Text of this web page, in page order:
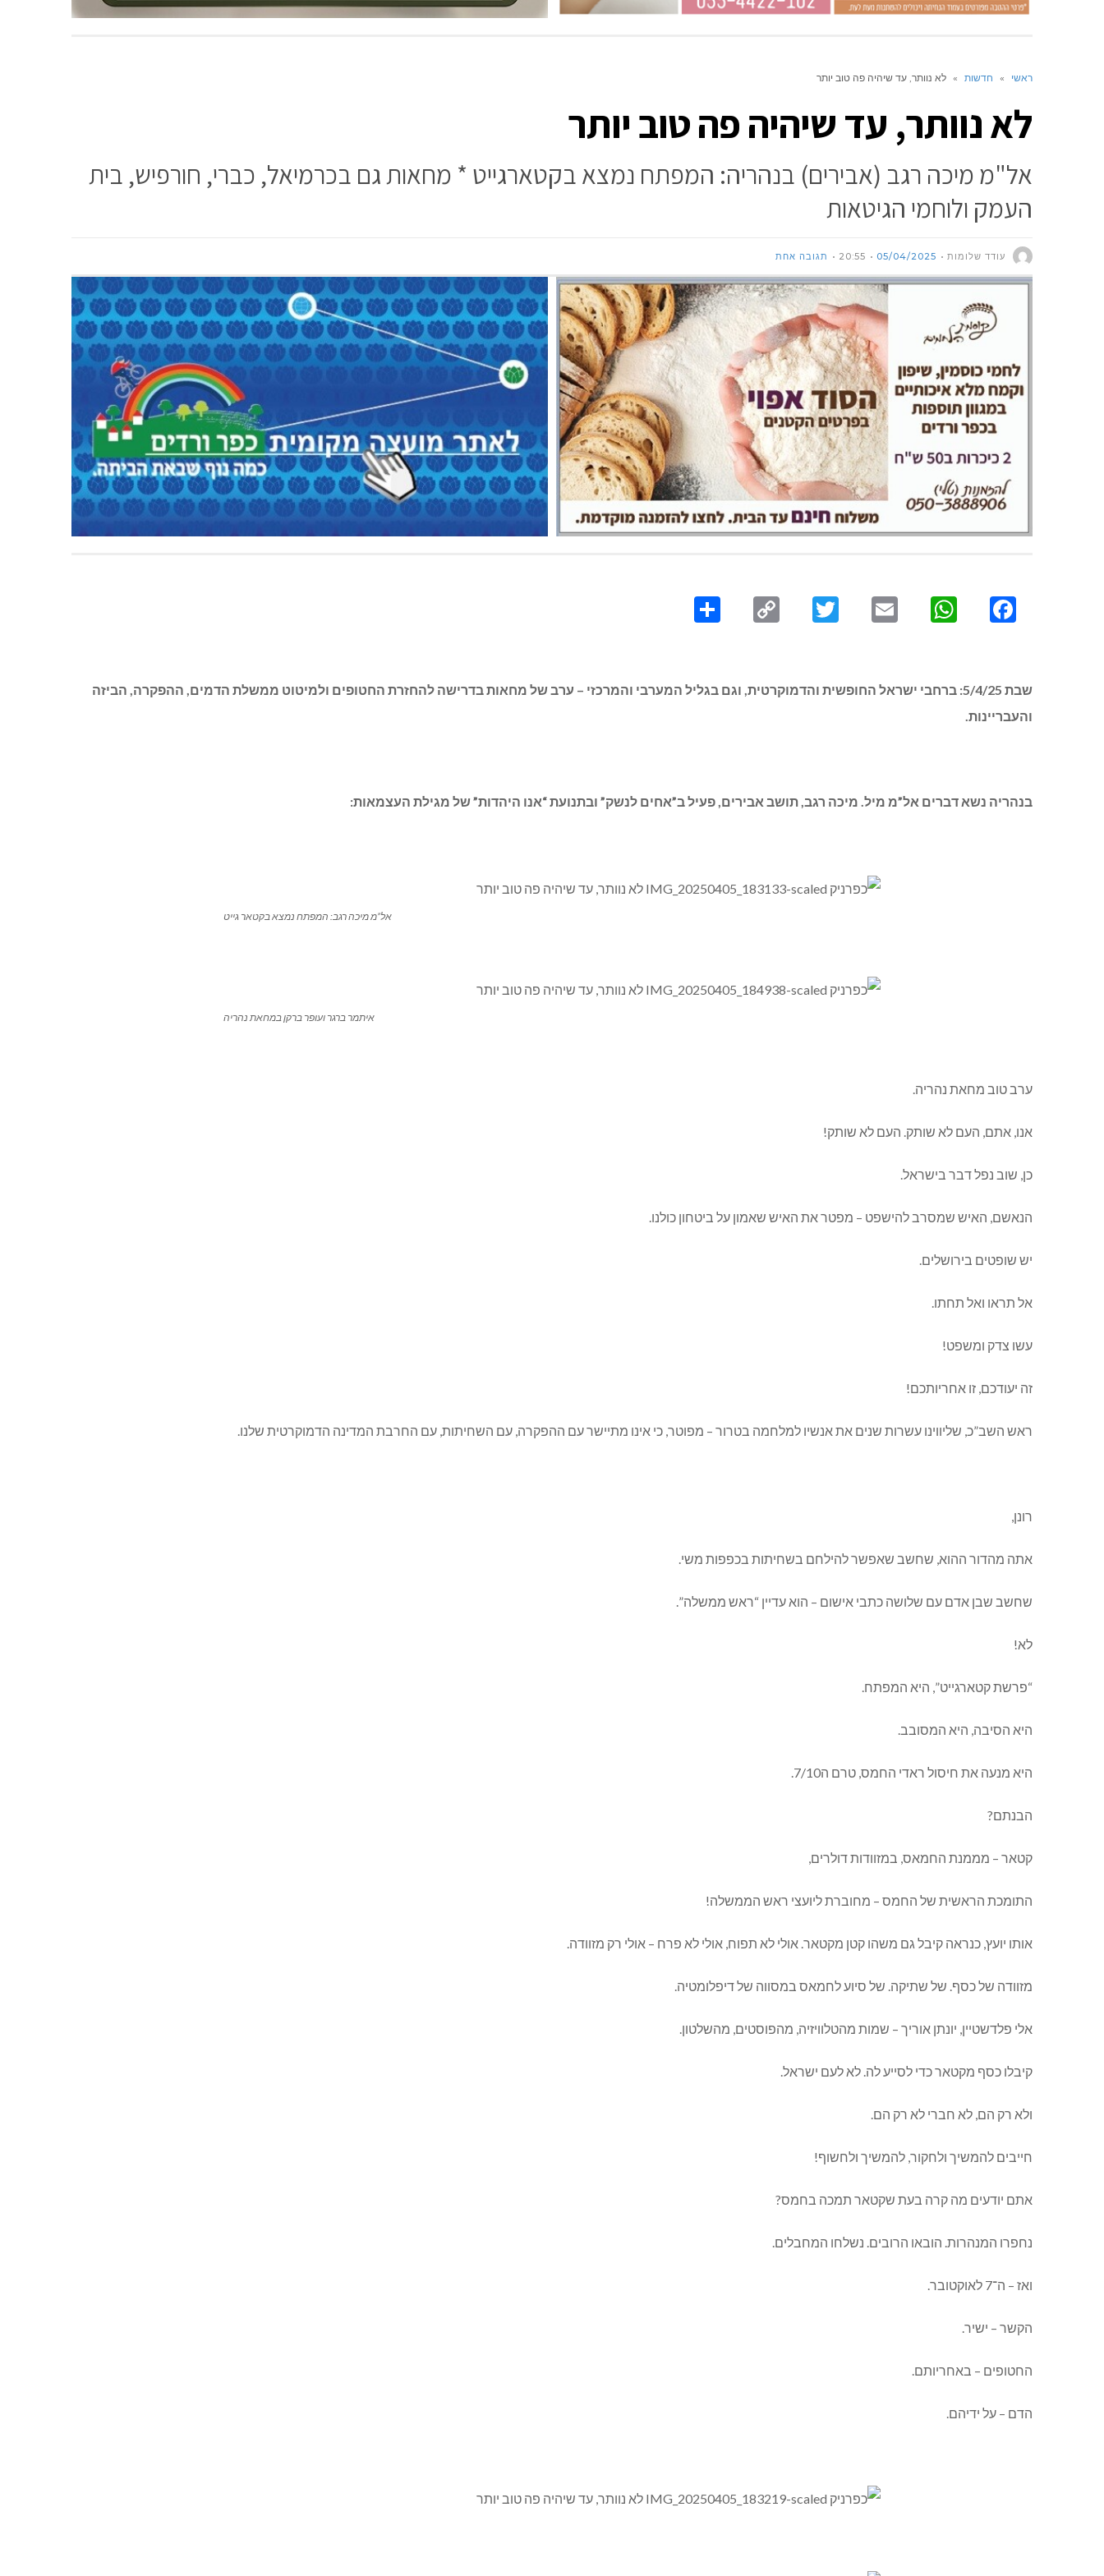
ראשי » חדשות » לא נוותר, עד שיהיה פה טוב יותר
לא נוותר, עד שיהיה פה טוב יותר
אל"מ מיכה רגב (אבירים) בנהריה: המפתח נמצא בקטארגייט * מחאות גם בכרמיאל, כברי, חורפיש, בית
העמק ולוחמי הגיטאות
עודד שלומות 05/04/2025
20:55 תגובה אחת
Facebook
WhatsApp
Email
Twitter
Copy
שבת 5/4/25: ברחבי ישראל החופשית והדמוקרטית, וגם בגליל המערבי והמרכזי – ערב של מחאות בדרישה להחזרת החטופים ולמיטוט ממשלת הדמים, ההפקרה, הביזה
והעבריינות.
בנהריה נשא דברים אל”מ מיל. מיכה רגב, תושב אבירים, פעיל ב”אחים לנשק” ובתנועת “אנו היהדות” של מגילת העצמאות:
אל”מ מיכה רגב: המפתח נמצא בקטאר גייט
איתמר ברגר ועופר ברקן במחאת נהריה
ערב טוב מחאת נהריה.
אנו, אתם, העם לא שותק. העם לא שותק!
כן, שוב נפל דבר בישראל.
הנאשם, האיש שמסרב להישפט – מפטר את האיש שאמון על ביטחון כולנו.
יש שופטים בירושלים.
אל תראו ואל תחתו.
עשו צדק ומשפט!
זה יעודכם, זו אחריותכם!
ראש השב”כ, שליווינו עשרות שנים את אנשיו למלחמה בטרור – מפוטר, כי אינו מתיישר עם ההפקרה, עם השחיתות, עם החרבת המדינה הדמוקרטית שלנו.
רונן,
אתה מהדור ההוא, שחשב שאפשר להילחם בשחיתות בכפפות משי.
שחשב שבן אדם עם שלושה כתבי אישום – הוא עדיין “ראש ממשלה”.
לא!
“פרשת קטארגייט”, היא המפתח.
היא הסיבה, היא המסובב.
היא מנעה את חיסול ראדי החמס, טרם ה7/10.
הבנתם?
קטאר – מממנת החמאס, במזוודות דולרים,
התומכת הראשית של החמס – מחוברת ליועצי ראש הממשלה!
אותו יועץ, כנראה קיבל גם משהו קטן מקטאר. אולי לא תפוח, אולי לא פרח – אולי רק מזוודה.
מזוודה של כסף. של שתיקה. של סיוע לחמאס במסווה של דיפלומטיה.
אלי פלדשטיין, יונתן אוריך – שמות מהטלוויזיה, מהפוסטים, מהשלטון.
קיבלו כסף מקטאר כדי לסייע לה. לא לעם ישראל.
ולא רק הם, לא חברי לא רק הם.
חייבים להמשיך ולחקור, להמשיך ולחשוף!
אתם יודעים מה קרה בעת שקטאר תמכה בחמס?
נחפרו המנהרות. הובאו הרובים. נשלחו המחבלים.
ואז – ה־7 לאוקטובר.
הקשר – ישיר.
החטופים – באחריותם.
הדם – על ידיהם.